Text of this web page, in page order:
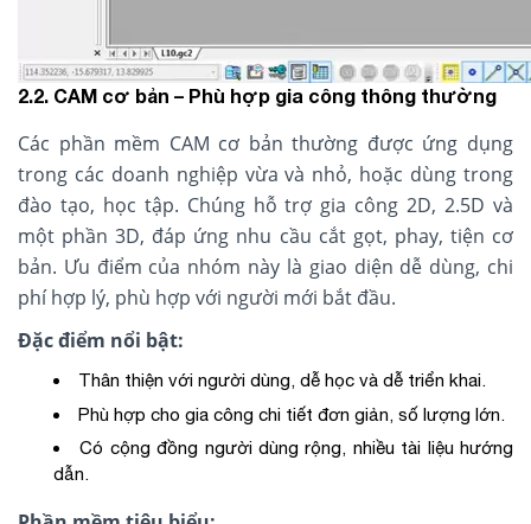
2.2. CAM cơ bản – Phù hợp gia công thông thường
Các phần mềm CAM cơ bản thường được ứng dụng
trong các doanh nghiệp vừa và nhỏ, hoặc dùng trong
đào tạo, học tập. Chúng hỗ trợ gia công 2D, 2.5D và
một phần 3D, đáp ứng nhu cầu cắt gọt, phay, tiện cơ
bản. Ưu điểm của nhóm này là giao diện dễ dùng, chi
phí hợp lý, phù hợp với người mới bắt đầu.
Đặc điểm nổi bật:
Thân thiện với người dùng, dễ học và dễ triển khai.
Phù hợp cho gia công chi tiết đơn giản, số lượng lớn.
Có cộng đồng người dùng rộng, nhiều tài liệu hướng
dẫn.